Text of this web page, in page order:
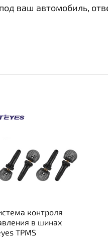
ваш автомобиль,
контроля
в шинах
TPMS